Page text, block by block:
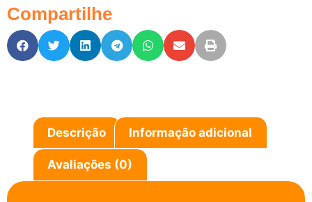
Compartilhe
Descrição Informação adicional
Avaliações (0)